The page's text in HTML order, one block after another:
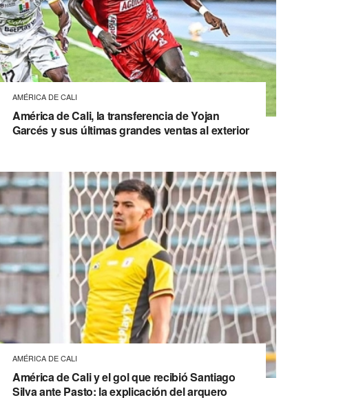
AMÉRICA DE CALI
América de Cali, la transferencia de Yojan
Garcés y sus últimas grandes ventas al exterior
AMÉRICA DE CALI
América de Cali y el gol que recibió Santiago
Silva ante Pasto: la explicación del arquero